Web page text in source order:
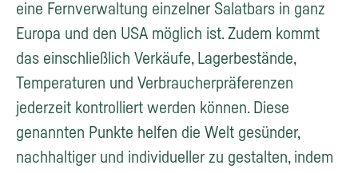
eine Fernverwaltung einzelner Salatbars in ganz
Europa und den USA möglich ist. Zudem kommt
das einschließlich Verkäufe, Lagerbestände,
Temperaturen und Verbraucherpräferenzen
jederzeit kontrolliert werden können. Diese
genannten Punkte helfen die Welt gesünder,
nachhaltiger und individueller zu gestalten, indem